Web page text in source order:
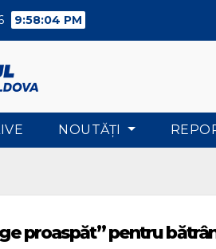
9:58:05 PM
NOUTĂŢI
proaspăt” pentru